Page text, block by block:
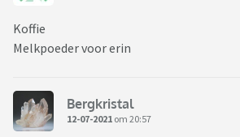
Koffie
Melkpoeder voor erin
Bergkristal
12-07-2021 om 20:57